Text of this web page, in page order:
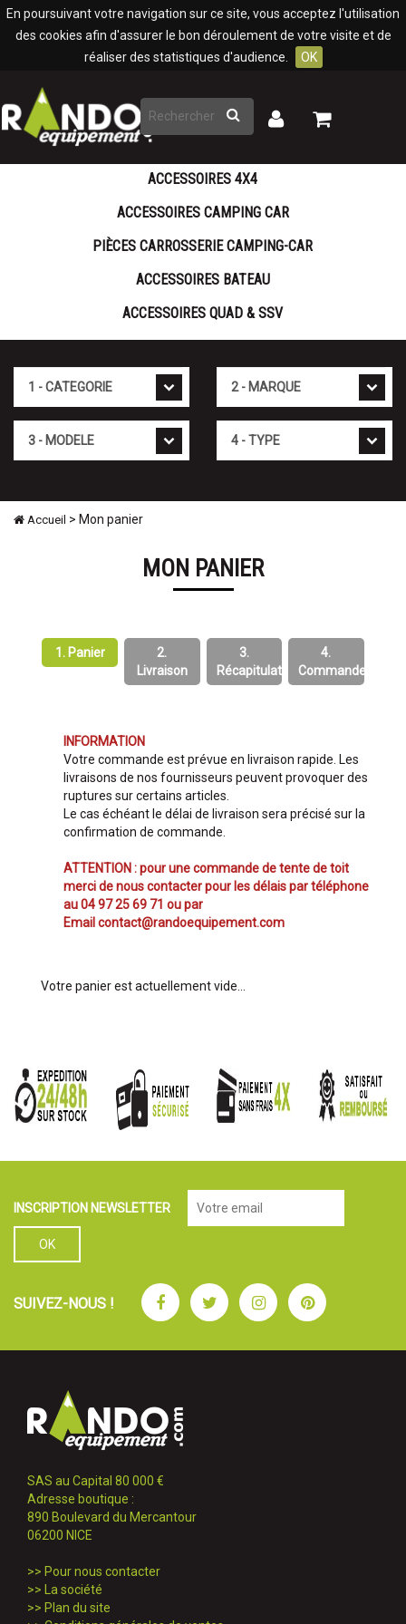
En poursuivant votre navigation sur ce site, vous acceptez l'utilisation
des cookies afin d'assurer le bon déroulement de votre visite et de
réaliser des statistiques d'audience.
OK
Rechercher
Mon
Mon
ACCESSOIRES 4X4
ACCESSOIRES CAMPING CAR
PIÈCES CARROSSERIE CAMPING-CAR
ACCESSOIRES BATEAU
ACCESSOIRES QUAD & SSV
Accueil > Mon panier
MON PANIER
1. Panier
2.
Livraison
3.
Récapitulatif
4.
Commande
INFORMATION
Votre commande est prévue en livraison rapide. Les
livraisons de nos fournisseurs peuvent provoquer des
ruptures sur certains articles.
Le cas échéant le délai de livraison sera précisé sur la
confirmation de commande.
ATTENTION : pour une commande de tente de toit
merci de nous contacter pour les délais par téléphone
au 04 97 25 69 71 ou par
Email contact@randoequipement.com
Votre panier est actuellement vide...
INSCRIPTION NEWSLETTER
SUIVEZ-NOUS ! FacebookTwitterInstagramPinterest
SAS au Capital 80 000 €
Adresse boutique :
890 Boulevard du Mercantour
06200 NICE
>> Pour nous contacter
>>
La société
>> Plan du site
Panneau de gestion des cookies